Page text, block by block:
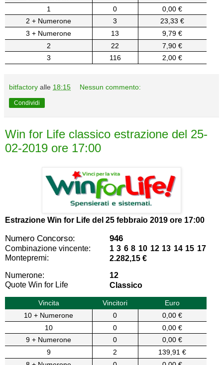
1
0
0,00 €
2 + Numerone
3
23,33 €
3 + Numerone
13
9,79 €
2
22
7,90 €
3
116 2,00 €
bitfactory alle 18:15 Nessun commento:
Condividi
Win for Life classico estrazione del 25-
02-2019 ore 17:00
Estrazione Win for Life del 25 febbraio 2019 ore 17:00
Numero Concorso: 946
Combinazione vincente:
1 3 6 8 10 12 13 14 15 17
Montepremi:
2.282,15 €
Numerone:
12
Quote Win for Life
Classico
Vincita Vincitori
Euro
10 + Numerone
0
0,00 €
10
0
0,00 €
9 + Numerone
0
0,00 €
9
2
139,91 €